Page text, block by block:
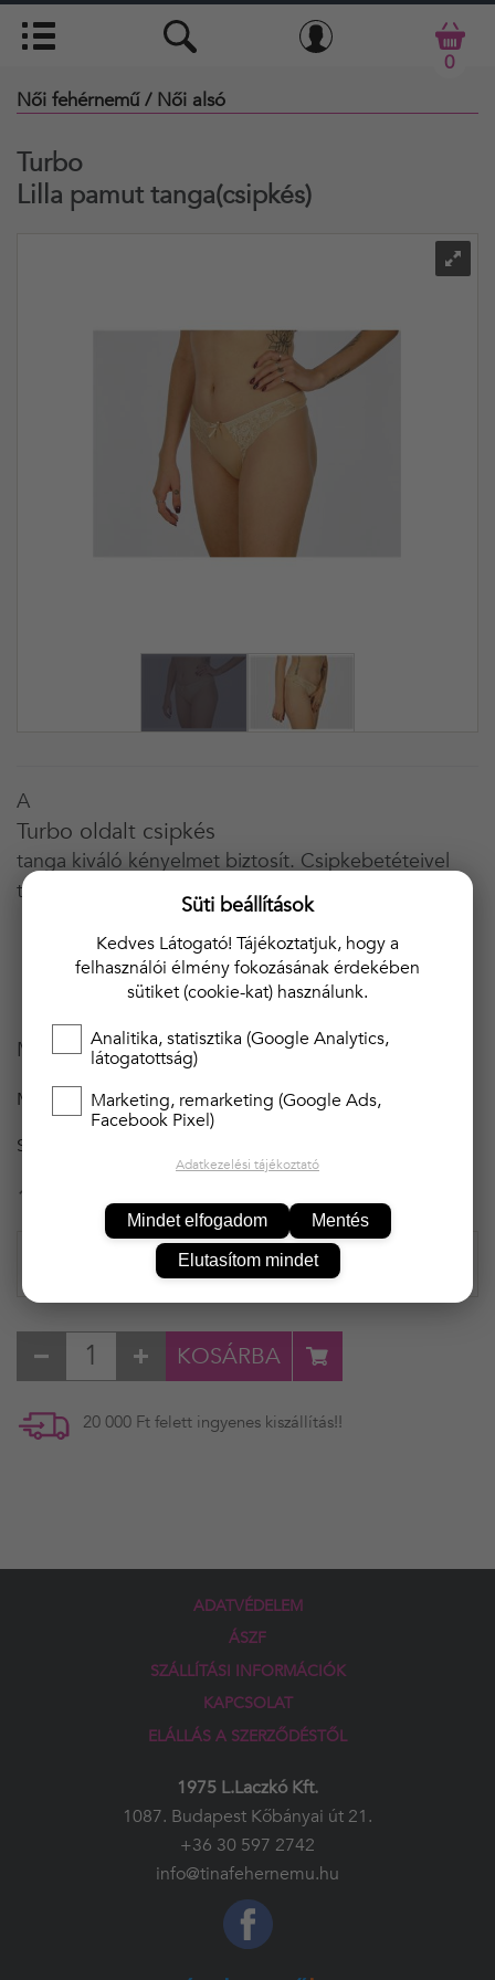
0
Női fehérnemű / Női alsó
Turbo
Lilla pamut tanga(csipkés)
A
Turbo oldalt csipkés
tanga kiváló kényelmet biztosít. Csipkebetéteivel
tökéletesíti a külsőnk megjelenítését.
Női tanga
A kétoldalán csipkebettéttel
Klasszikus illeszkedés
Magyar minőségi árú!
MÉRET M
SZÍN
1 790 Ft
KOSÁRBA
20 000 Ft felett ingyenes kiszállítás!!
ADATVÉDELEM
ÁSZF
SZÁLLÍTÁSI INFORMÁCIÓK
KAPCSOLAT
ELÁLLÁS A SZERZŐDÉSTŐL
1975 L.Laczkó Kft.
1087. Budapest Kőbányai út 21.
+36 30 597 2742
info@tinafehernemu.hu
Süti beállítások
Kedves Látogató! Tájékoztatjuk, hogy a
felhasználói élmény fokozásának érdekében
sütiket (cookie-kat) használunk.
Analitika, statisztika (Google Analytics,
látogatottság)
Marketing, remarketing (Google Ads,
Facebook Pixel)
Adatkezelési tájékoztató
Mindet elfogadom Mentés
Elutasítom mindet